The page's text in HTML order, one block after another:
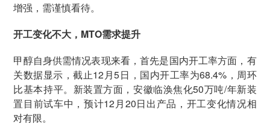
增强，需谨慎看待。
开工变化不大，MTO需求提升
甲醇自身供需情况表现来看，首先是国内开工率方面，有
关数据显示，截止12月5日，国内开工率为68.4%，周环
比基本持平。新装置方面，安徽临涣焦化50万吨/年新装
置目前试车中，预计12月20日出产品，开工变化情况相
对有限。